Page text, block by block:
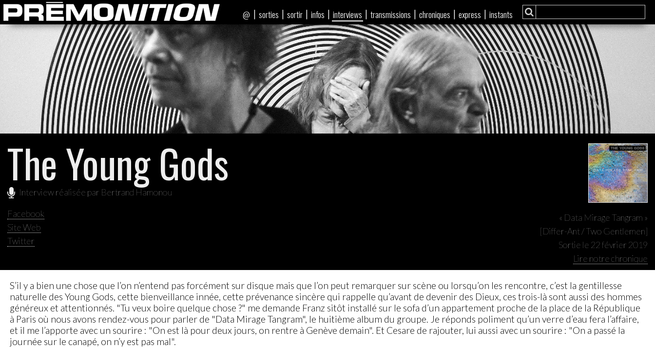
| sorties | sortir | infos | interviews | transmissions | chroniques | express | instants
@
The Young Gods
Interview réalisée par Bertrand Hamonou
Facebook
Site Web
Twitter
« Data Mirage Tangram »
[Differ-Ant / Two Gentlemen]
Sortie le 22 février 2019
Lire notre chronique
S’il y a bien une chose que l’on n’entend pas forcément sur disque mais que l’on peut remarquer sur scène ou lorsqu’on les rencontre, c’est la gentillesse
naturelle des Young Gods, cette bienveillance innée, cette prévenance sincère qui rappelle qu’avant de devenir des Dieux, ces trois-là sont aussi des hommes
généreux et attentionnés. "Tu veux boire quelque chose ?" me demande Franz sitôt installé sur le sofa d’un appartement proche de la place de la République
à Paris où nous avons rendez-vous pour parler de "Data Mirage Tangram", le huitième album du groupe. Je réponds poliment qu’un verre d’eau fera l’affaire,
et il me l’apporte avec un sourire : "On est là pour deux jours, on rentre à Genève demain". Et Cesare de rajouter, lui aussi avec un sourire : "On a passé la
journée sur le canapé, on n’y est pas mal".